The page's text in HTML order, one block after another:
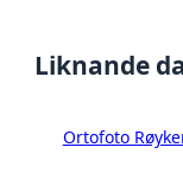
Liknande
Ortofoto